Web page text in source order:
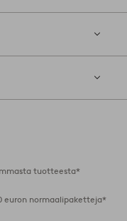
tuotteesta*
euron normaalipaketteja*